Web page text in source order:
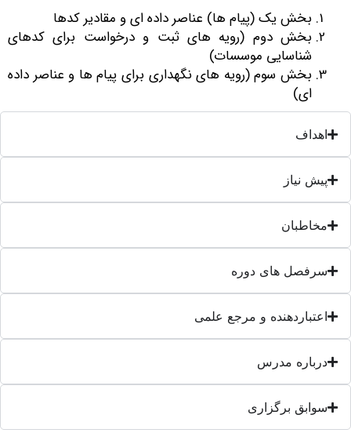
بخش یک (پیام ها) عناصر داده ای و مقادیر کدها
بخش دوم (رویه های ثبت و درخواست برای کدهای
شناسایی موسسات)
بخش سوم (رویه های نگهداری برای پیام ها و عناصر داده
ای)
اهداف
پیش نیاز
مخاطبان
سرفصل های دوره
اعتباردهنده و مرجع علمی
درباره مدرس
سوابق برگزاری